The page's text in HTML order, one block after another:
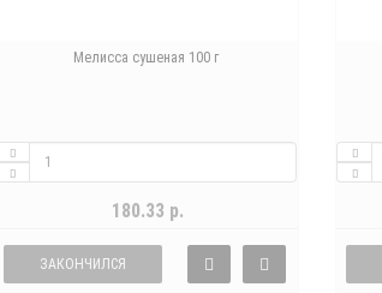
Мелисса сушеная 100 г
180.33 р.
ЗАКОНЧИЛСЯ